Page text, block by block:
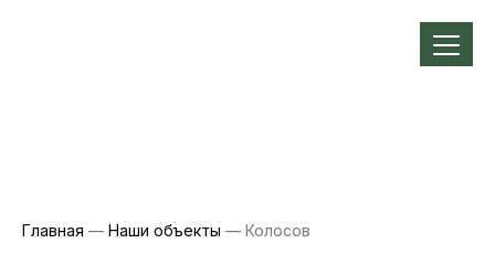
Главная — Наши объекты — Колосов